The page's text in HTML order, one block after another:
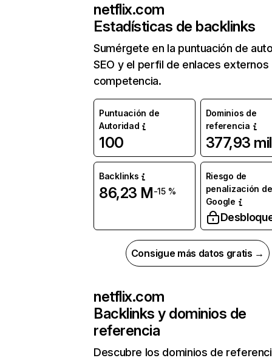
netflix.com
Estadísticas de backlinks
Sumérgete en la puntuación de
SEO y el perfil de enlaces externos
competencia.
Puntuación de
Autoridad
100
Dominios de
referencia
377,93 mil
Backlinks
86,23 M-15 %
Riesgo de
penalización de
Google
Consigue más datos gratis →
netflix.com
Backlinks y dominios de
referencia
Descubre los dominios de